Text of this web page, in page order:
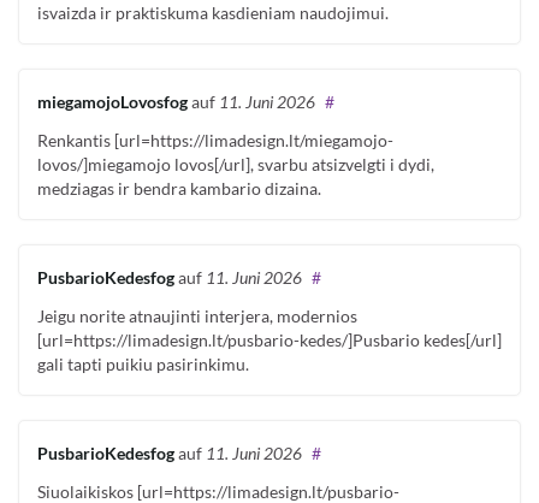
isvaizda ir praktiskuma kasdieniam naudojimui.
miegamojoLovosfogauf 11. Juni 2026 #
Renkantis [url=https://limadesign.lt/miegamojo-
lovos/]miegamojo lovos[/url], svarbu atsizvelgti i dydi,
medziagas ir bendra kambario dizaina.
PusbarioKedesfogauf 11. Juni 2026 #
Jeigu norite atnaujinti interjera, modernios
[url=https://limadesign.lt/pusbario-kedes/]Pusbario kedes[/url]
gali tapti puikiu pasirinkimu.
PusbarioKedesfogauf 11. Juni 2026 #
Siuolaikiskos [url=https://limadesign.lt/pusbario-